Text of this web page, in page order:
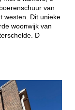
van
westen. Dit unieke
woonwijk van
D